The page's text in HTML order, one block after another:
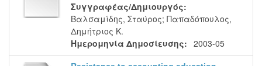
Συγγραφέας/Δημιουργός:
Βαλσαμίδης, Σταύρος; Παπαδόπουλος,
Δημήτριος Κ.
Ημερομηνία Δημοσίευσης: 2003-05